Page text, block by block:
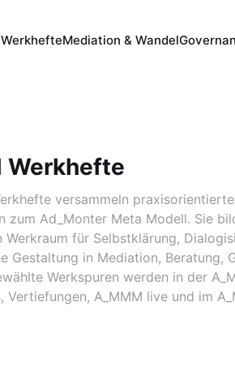
Mediation & Wandel
Werkhefte
versammeln
zum Ad_Monter Meta Modell. Sie
Werkraum für Selbstklärung,
Gestaltung in Mediation, Beratung,
Werkspuren werden in der
Vertiefungen, A_MMM live und im